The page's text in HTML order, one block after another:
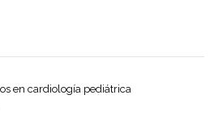
en cardiología pediátrica